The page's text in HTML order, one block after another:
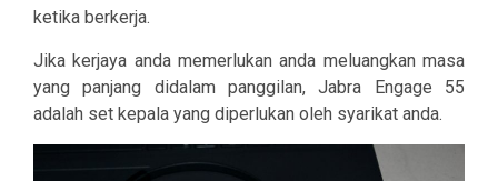
ketika berkerja.
Jika kerjaya anda memerlukan anda meluangkan masa
yang panjang didalam panggilan, Jabra Engage 55
adalah set kepala yang diperlukan oleh syarikat anda.